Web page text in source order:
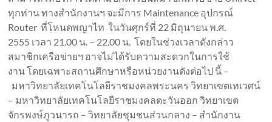
ทุกท่าน ทางสำนักงานฯ จะมีการ Maintenance อุปกรณ์
Router ที่โหนดพญาไท ในวันศุกร์ที่ 22 มิถุนายน พ.ศ.
2555 เวลา 21.00 น. – 22.00 น. โดยในช่วงเวลาดังกล่าว
สมาชิกเครือข่ายฯ อาจไม่ได้รับความสะดวกในการใช้
งาน โดยเฉพาะสถานศึกษาหรือหน่วยงานดังต่อไป นี้ –
มหาวิทยาลัยเทคโนโลยีราชมงคลพระนคร วิทยาเขตเทเวศน์
– มหาวิทยาลัยเทคโนโลยีราชมงคลตะวันออก วิทยาเขต
จักรพงษ์ภูวนารถ – วิทยาลัยชุมชนส่วนกลาง – สำนักงาน